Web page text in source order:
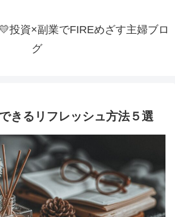
投資×副業でFIREめざす主婦ブロ
グ
きるリフレッシュ方法５選